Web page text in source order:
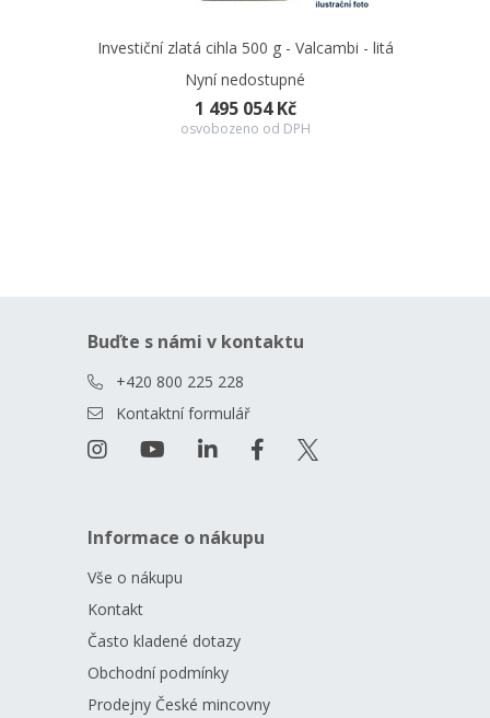
Investiční zlatá cihla 500 g - Valcambi - litá
Nyní nedostupné
1 495 054 Kč
osvobozeno od DPH
Buďte s námi v kontaktu
+420 800 225 228
Kontaktní formulář
Informace o nákupu
Vše o nákupu
Kontakt
Často kladené dotazy
Obchodní podmínky
Prodejny České mincovny